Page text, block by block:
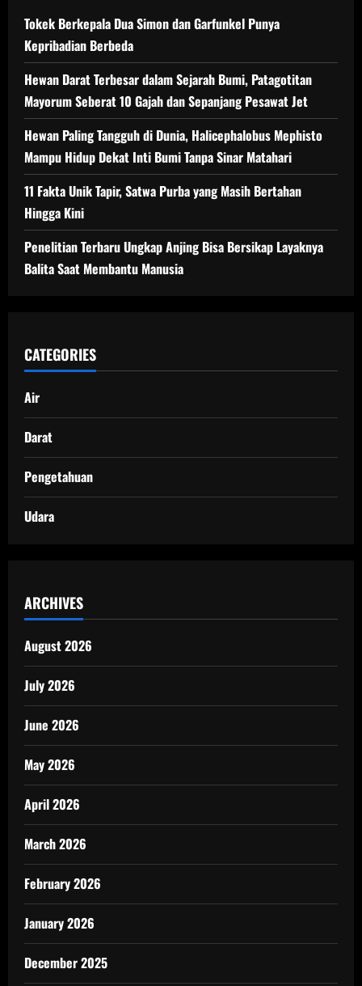
Tokek Berkepala Dua Simon dan Garfunkel Punya
Kepribadian Berbeda
Hewan Darat Terbesar dalam Sejarah Bumi, Patagotitan
Mayorum Seberat 10 Gajah dan Sepanjang Pesawat Jet
Hewan Paling Tangguh di Dunia, Halicephalobus Mephisto
Mampu Hidup Dekat Inti Bumi Tanpa Sinar Matahari
11 Fakta Unik Tapir, Satwa Purba yang Masih Bertahan
Hingga Kini
Penelitian Terbaru Ungkap Anjing Bisa Bersikap Layaknya
Balita Saat Membantu Manusia
CATEGORIES
Air
Darat
Pengetahuan
Udara
ARCHIVES
August 2026
July 2026
June 2026
May 2026
April 2026
March 2026
February 2026
January 2026
December 2025